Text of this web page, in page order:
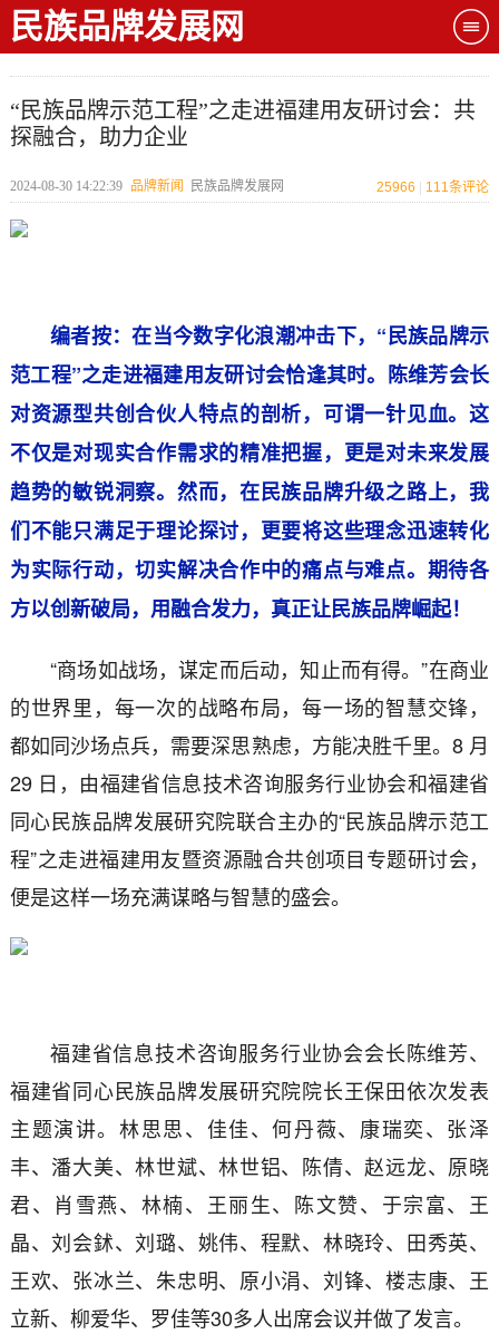
民族品牌发展网
“民族品牌示范工程”之走进福建用友研讨会：共
探融合，助力企业
2024-08-30 14:22:39 品牌新闻 民族品牌发展网 25966 111条评论
编者按：在当今数字化浪潮冲击下，“民族品牌示
范工程”之走进福建用友研讨会恰逢其时。陈维芳会长
对资源型共创合伙人特点的剖析，可谓一针见血。这
不仅是对现实合作需求的精准把握，更是对未来发展
趋势的敏锐洞察。然而，在民族品牌升级之路上，我
们不能只满足于理论探讨，更要将这些理念迅速转化
为实际行动，切实解决合作中的痛点与难点。期待各
方以创新破局，用融合发力，真正让民族品牌崛起！
“商场如战场，谋定而后动，知止而有得。”在商业
的世界里，每一次的战略布局，每一场的智慧交锋，
都如同沙场点兵，需要深思熟虑，方能决胜千里。8 月
29 日，由福建省信息技术咨询服务行业协会和福建省
同心民族品牌发展研究院联合主办的“民族品牌示范工
程”之走进福建用友暨资源融合共创项目专题研讨会，
便是这样一场充满谋略与智慧的盛会。
福建省信息技术咨询服务行业协会会长陈维芳、
福建省同心民族品牌发展研究院院长王保田依次发表
主题演讲。林思思、佳佳、何丹薇、康瑞奕、张泽
丰、潘大美、林世斌、林世铝、陈倩、赵远龙、原晓
君、肖雪燕、林楠、王丽生、陈文赞、于宗富、王
晶、刘会鉥、刘璐、姚伟、程默、林晓玲、田秀英、
王欢、张冰兰、朱忠明、原小涓、刘锋、楼志康、王
立新、柳爱华、罗佳等30多人出席会议并做了发言。